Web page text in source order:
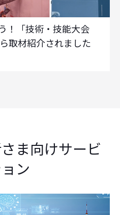
！「技術・技能大会
取材紹介されました
ま向けサービ
ン